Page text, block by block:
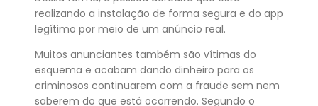
realizando a instalação de forma segura e do app
legítimo por meio de um anúncio real.
Muitos anunciantes também são vítimas do
esquema e acabam dando dinheiro para os
criminosos continuarem com a fraude sem nem
saberem do que está ocorrendo. Segundo o